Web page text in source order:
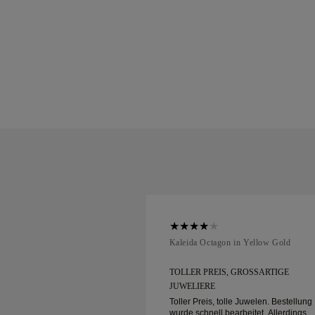
Kaleida Octagon in Yellow Gold
TOLLER PREIS, GROSSARTIGE J
UWELIERE
Toller Preis, tolle Juwelen. Bestellung
wurde schnell bearbeitet. Allerdings